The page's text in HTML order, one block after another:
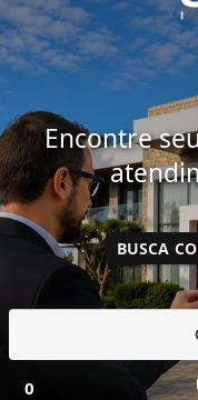
Encontre
BUSCA
0